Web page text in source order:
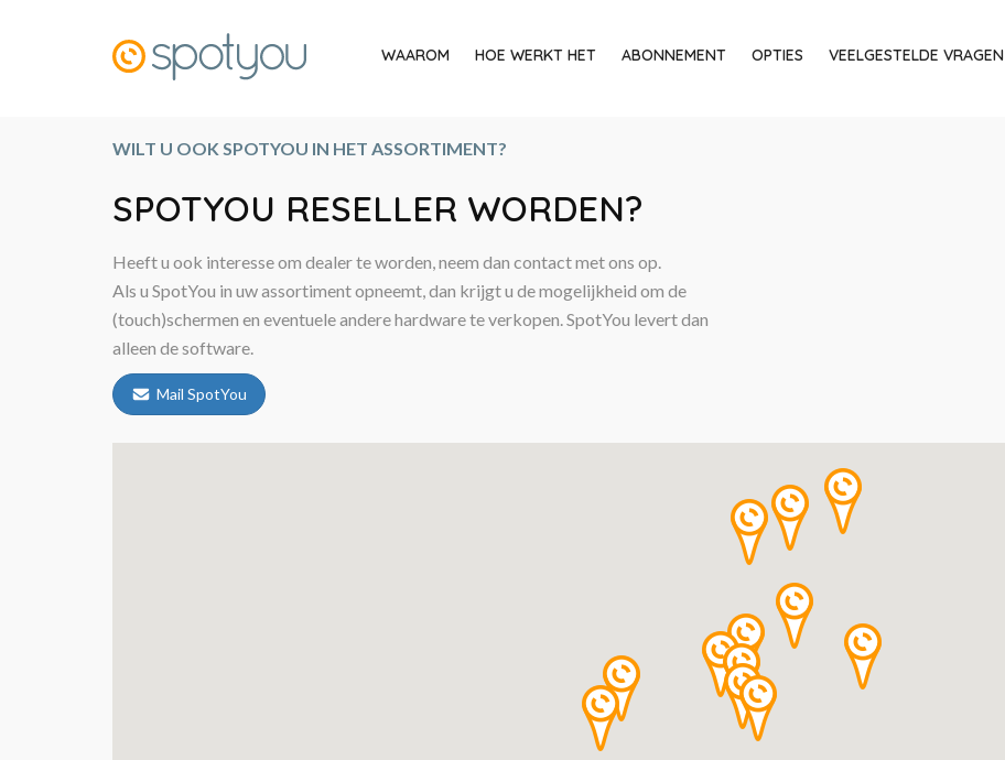
WAAROM HOE WERKT HET ABONNEMENT OPTIES VEELGESTELDE VRAGEN
WILT U OOK SPOTYOU IN HET ASSORTIMENT?
SPOTYOU RESELLER WORDEN?
Heeft u ook interesse om dealer te worden, neem dan contact met ons op.
Als u SpotYou in uw assortiment opneemt, dan krijgt u de mogelijkheid om de
(touch)schermen en eventuele andere hardware te verkopen. SpotYou levert dan
alleen de software.
Mail SpotYou